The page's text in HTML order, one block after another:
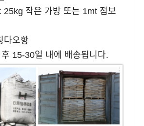
25kg 작은 가방 또는 1mt 점보
다오항
15-30일 내에 배송됩니다.